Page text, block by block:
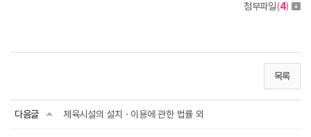
첨부파일(4)
목록
다음글 체육시설의 설치ㆍ이용에 관한 법률 외